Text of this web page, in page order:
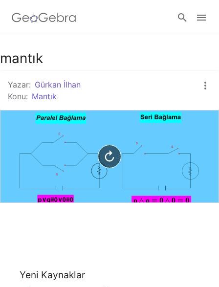
Google Classroom
GeoGebra Ders
mantık
Yazar: Gürkan İlhan
Konu: Mantık
Yeni Kaynaklar